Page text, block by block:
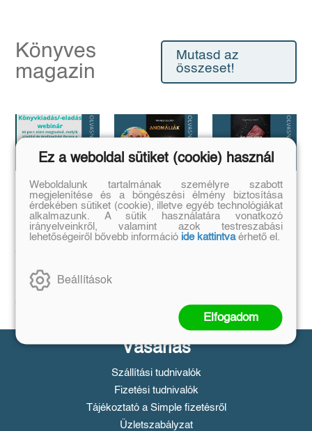
Könyves
magazin
Mutasd az
összeset!
Megírtad a
könyvedet, de
azt is tudod,
hogyan add
Időpont: június
16., 18:00-19:00
Tovább
Anomáliák
Mi történik akkor,
ha létezik egy
olyan tárgy, ami
...és mi van ha
mégis?
...a legrosszabb
helyzetből is lehet
Vásárlás
Szállítási tudnivalók
Fizetési tudnivalók
Tájékoztató a Simple fizetésről
Üzletszabályzat
Ez a weboldal sütiket (cookie) használ
Weboldalunk tartalmának személyre szabott
megjelenítése és a böngészési élmény biztosítása
érdekében sütiket (cookie), illetve egyéb technológiákat
alkalmazunk. A sütik használatára vonatkozó
irányelveinkről, valamint azok testreszabási
lehetőségeiről bővebb információ ide kattintvaérhető el.
Beállítások
Elfogadom